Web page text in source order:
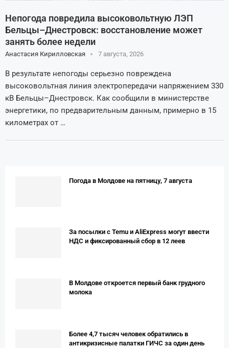
Непогода повредила высоковольтную ЛЭП
Бельцы–Днестровск: восстановление может
занять более недели
Анастасия Кирилловская 7 августа, 2026
В результате непогоды серьезно повреждена
высоковольтная линия электропередачи напряжением 330
кВ Бельцы–Днестровск. Как сообщили в министерстве
энергетики, по предварительным данным, примерно в 15
километрах от …
Погода в Молдове на пятницу, 7 августа
За посылки с Temu и AliExpress могут ввести
НДС и фиксированный сбор в 12 леев
В Молдове откроется первый банк грудного
молока
Более 4,7 тысяч человек обратились в
антикризисные палатки ГИЧС за один день